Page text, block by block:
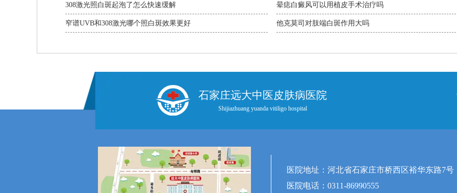
308激光照白斑起泡了怎么快速缓解
窄谱UVB和308激光哪个照白斑效果更好
晕痣白癜风可以用植皮手术治疗吗
他克莫司对肢端白斑作用大吗
石家庄远大中医皮肤病医院
Shijiazhuang yuanda vitiligo hospital
医院地址：河北省石家庄市桥西区裕华东路7号
医院电话：0311-86990555